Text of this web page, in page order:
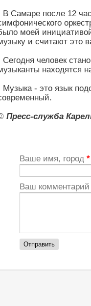
В Самаре после 12
моей
и считают это
Сегодня человек
находятся
Музыка - это язык
Пресс-служба
Ваше имя, город *
Ваш